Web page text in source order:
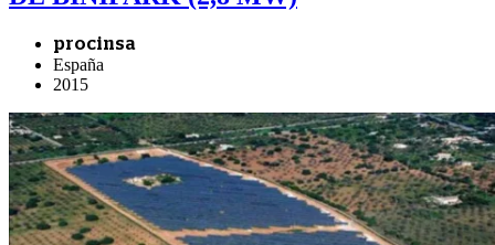
procinsa
España
2015